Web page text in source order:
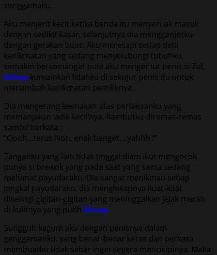
senggamaku.
Aku menjerit kecit ketika benda itu menyeruak masuk
dengan sedikit kasar, selanjutnya dia menggenjotku
dengan gerakan buas. Aku meresapi setiap detil
kenikmatan yang sedang menyelubungi tubuhku,
semakin bersemangat pula aku mengemut penis si Zul,
Bokep kumainkan lidahku di sekujur penis itu untuk
menambah kenikmatan pemiliknya.
Dia mengerang keenakan atas perlakuanku yang
memanjakan ‘adik kecil’nya. Rambutku diremas-remas
sambil berkata :
“Oooh…terus Non, enak banget….yahhh !”
Tanganku yang lain tidak tinggal diam ikut mengocok
punya si brewok yang pada saat yang sama sedang
melumat payudaraku. Dia sangat menikmati setiap
jengkal payudaraku, dia menghisapnya kuat-kuat
diselingi gigitan-gigitan yang meninggalkan jejak merah
di kulitnya yang putih Bokep.
Sungguh kagum aku dengan penisnya dalam
genggamanku, yang benar-benar keras dan perkasa
membuatku tidak sabar ingin segera mencicipinya. Maka